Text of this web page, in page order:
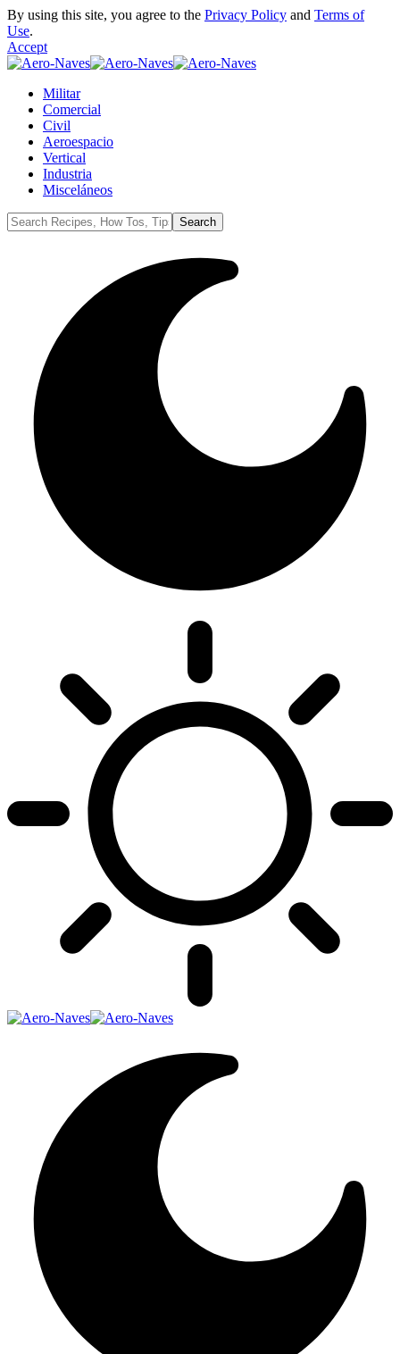
By using this site, you agree to the Privacy Policy and Terms of
Use.
Accept
Militar
Comercial
Civil
Aeroespacio
Vertical
Industria
Misceláneos